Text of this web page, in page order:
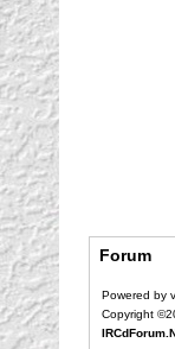
Forum
Powered by
Copyright